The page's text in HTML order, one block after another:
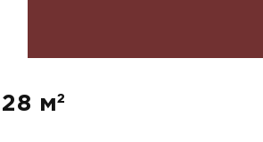
м²